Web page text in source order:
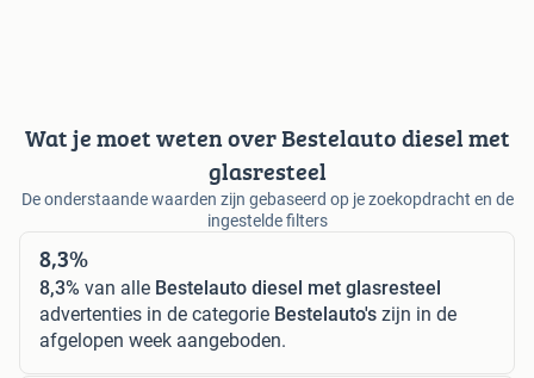
Wat je moet weten over Bestelauto diesel met
glasresteel
De onderstaande waarden zijn gebaseerd op je zoekopdracht en de
ingestelde filters
8,3%
8,3% van alle Bestelauto diesel met glasresteel
advertenties in de categorie Bestelauto's zijn in de
afgelopen week aangeboden.